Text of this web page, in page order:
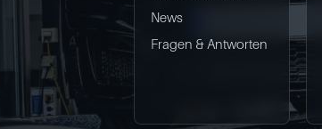
News
Fragen & Antworten